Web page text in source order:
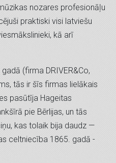
nozares profesionāļu
praktiski visi latviešu
kā arī
(firma DRIVER&Co,
tās ir šīs firmas lielākais
pasūtīja Hageitas
pie Bērlijas, un tās
kas tolaik bija daudz —
celtniecība 1865. gadā -